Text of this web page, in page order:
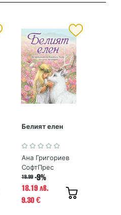
Белият елен
Ана Григориев
СофтПрес
19.99 -9%
18.19 лв.
9.30 €